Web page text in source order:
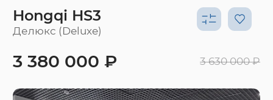
Hongqi HS3
Делюкс (Deluxe)
3 380 000 ₽ 3 630 000 ₽